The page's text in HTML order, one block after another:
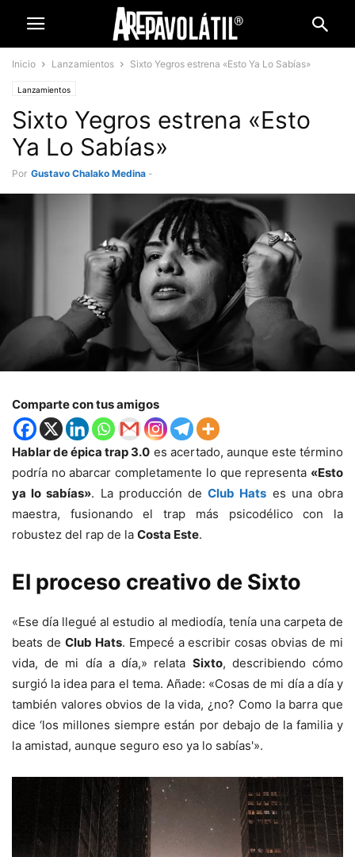
Inicio Lanzamientos Sixto Yegros estrena «Esto Ya Lo Sabías»
Lanzamientos
Sixto Yegros estrena «Esto
Ya Lo Sabías»
Por Gustavo Chalako Medina -
Comparte con tus amigos
Hablar de épica trap 3.0 es acertado, aunque este término
podría no abarcar completamente lo que representa «Esto
ya lo sabías». La producción deClub Hats es una obra
maestra, fusionando el trap más psicodélico con la
robustez del rap de la Costa Este.
El proceso creativo de Sixto
«Ese día llegué al estudio al mediodía, tenía una carpeta de
beats de Club Hats. Empecé a escribir cosas obvias de mi
vida, de mi día a día,» relata Sixto, describiendo cómo
surgió la idea para el tema. Añade: «Cosas de mi día a día y
también valores obvios de la vida, ¿no? Como la barra que
dice ‘los millones siempre están por debajo de la familia y
la amistad, aunque seguro eso ya lo sabías'».